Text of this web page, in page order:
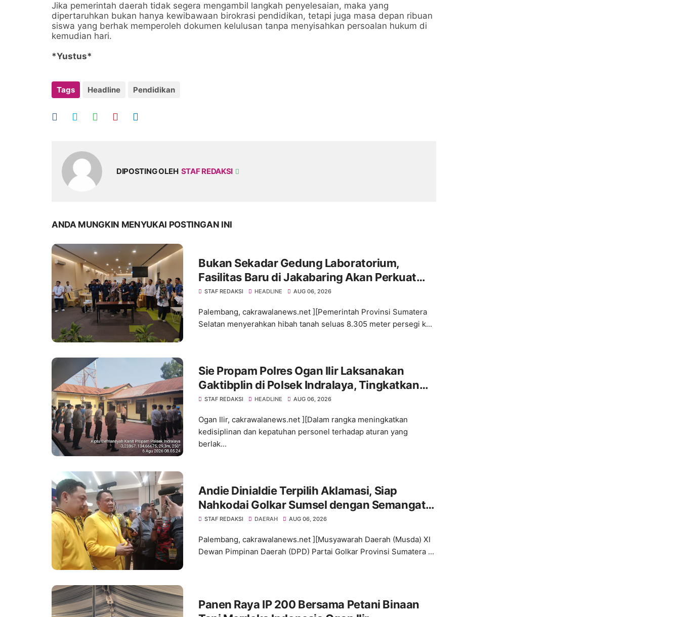
Jika pemerintah daerah tidak segera mengambil langkah penyelesaian, maka yang
dipertaruhkan bukan hanya kewibawaan birokrasi pendidikan, tetapi juga masa depan ribuan
siswa yang berhak memperoleh dokumen kelulusan tanpa menyisahkan persoalan hukum di
kemudian hari.
*Yustus*
Tags Headline Pendidikan
DIPOSTING OLEH STAF REDAKSI
ANDA MUNGKIN MENYUKAI POSTINGAN INI
Bukan Sekadar Gedung Laboratorium,
Fasilitas Baru di Jakabaring Akan Perkuat
Layanan Kesehatan Lima Provinsi
STAF REDAKSI HEADLINE AUG 06, 2026
Palembang, cakrawalanews.net ][Pemerintah Provinsi Sumatera
Selatan menyerahkan hibah tanah seluas 8.305 meter persegi k...
Sie Propam Polres Ogan Ilir Laksanakan
Gaktibplin di Polsek Indralaya, Tingkatkan
Kedisiplinan Personel Polri
STAF REDAKSI HEADLINE AUG 06, 2026
Ogan Ilir, cakrawalanews.net ][Dalam rangka meningkatkan
kedisiplinan dan kepatuhan personel terhadap aturan yang
berlak...
Andie Dinialdie Terpilih Aklamasi, Siap
Nahkodai Golkar Sumsel dengan Semangat
Konsolidasi dan Regenerasi
STAF REDAKSI DAERAH AUG 06, 2026
Palembang, cakrawalanews.net ][Musyawarah Daerah (Musda) XI
Dewan Pimpinan Daerah (DPD) Partai Golkar Provinsi Sumatera ...
Panen Raya IP 200 Bersama Petani Binaan